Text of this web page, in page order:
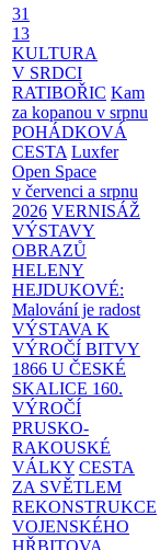
31
13
KULTURA
V SRDCI
RATIBOŘIC Kam
za kopanou v srpnu
POHÁDKOVÁ
CESTA Luxfer
Open Space
v červenci a srpnu
2026 VERNISÁŽ
VÝSTAVY
OBRAZŮ
HELENY
HEJDUKOVÉ:
Malování je radost
VÝSTAVA K
VÝROČÍ BITVY
1866 U ČESKÉ
SKALICE 160.
VÝROČÍ
PRUSKO-
RAKOUSKÉ
VÁLKY CESTA
ZA SVĚTLEM
REKONSTRUKCE
VOJENSKÉHO
HŘBITOVA